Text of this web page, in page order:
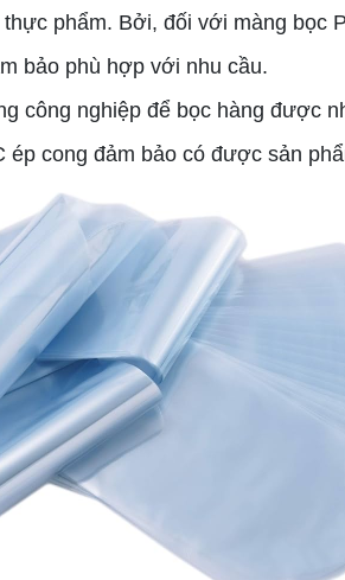
phẩm. Bởi, đối với màng bọc
bảo phù hợp với nhu cầu.
công nghiệp để bọc hàng được
cong đảm bảo có được sản